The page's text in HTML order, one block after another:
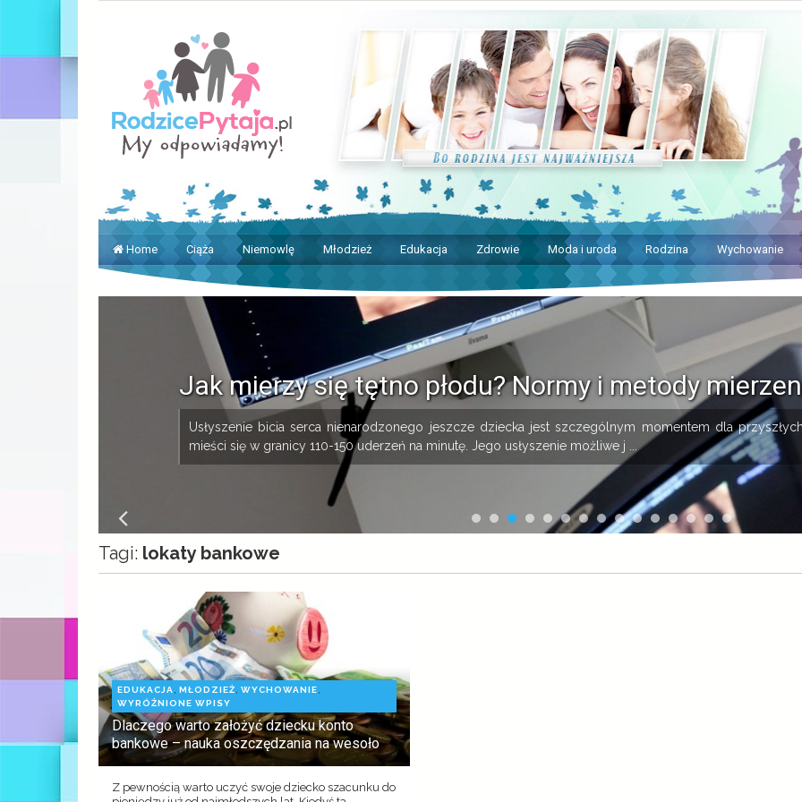
Home Ciąża Niemowlę Młodzież Edukacja Zdrowie Moda i uroda Rodzina Wychowanie
Jak mierzy się tętno płodu? Normy i metody
Usłyszenie bicia serca nienarodzonego jeszcze dziecka jest szczególnym momentem dla
mieści się w granicy 110-150 uderzeń na minutę. Jego usłyszenie możliwe j ...
Tagi: lokaty bankowe
EDUKACJA, MŁODZIEŻ, WYCHOWANIE,
WYRÓŻNIONE WPISY
Dlaczego warto założyć dziecku konto
bankowe – nauka oszczędzania na wesoło
Z pewnością warto uczyć swoje dziecko szacunku do